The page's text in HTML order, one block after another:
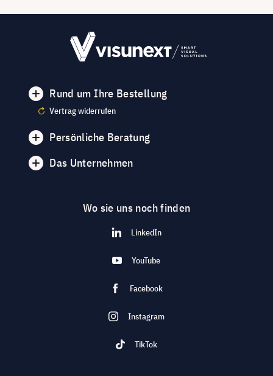
Rund um Ihre Bestellung
Vertrag widerrufen
Persönliche Beratung
Das Unternehmen
Wo sie uns noch finden
LinkedIn
YouTube
Facebook
Instagram
TikTok